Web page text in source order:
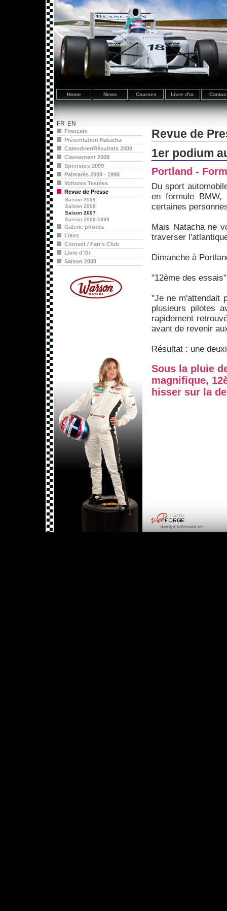
Home News Courses Livre d'or
FR EN
Français
Présentation Natacha
Calendrier/Résultats 2009
Classement 2009
Sponsors 2009
Palmarès 2009 - 1998
Voitures Testées
Revue de Presse
Saison 2009
Saison 2008
Saison 2007
Saison 2006-1999
Galerie photos
Liens
Contact / Fan's Club
Livre d'Or
Saison 2008
Revue de
1er podium
Portland -
Du sport
en formule
certaines
Mais Natacha ne
traverser
Dimanche à
"12ème des
"Je ne m'attendait
plusieurs pilotes
rapidement
avant de revenir
Résultat : une
Sous la pluie
magnifique,
hisser sur la